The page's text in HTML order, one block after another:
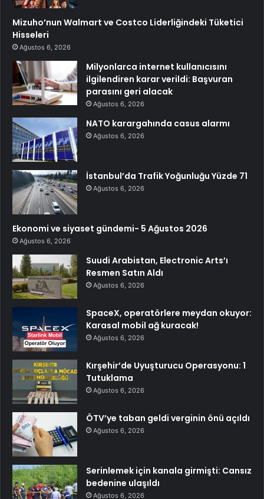
Mizuho’nun Walmart ve Costco Liderliğindeki Tüketici
Hisseleri
Ağustos 6, 2026
Milyonlarca internet kullanıcısını
ilgilendiren karar verildi: Başvuran
parasını geri alacak
Ağustos 6, 2026
NATO karargahında casus alarmı
Ağustos 6, 2026
İstanbul’da Trafik Yoğunluğu Yüzde 71
Ağustos 6, 2026
Ekonomi ve siyaset gündemi- 5 Ağustos 2026
Ağustos 6, 2026
Suudi Arabistan, Electronic Arts’ı
Resmen Satın Aldı
Ağustos 6, 2026
SpaceX, operatörlere meydan okuyor:
Karasal mobil ağ kuracak!
Ağustos 6, 2026
Kırşehir’de Uyuşturucu Operasyonu: 1
Tutuklama
Ağustos 6, 2026
ÖTV’ye taban geldi verginin önü açıldı
Ağustos 6, 2026
Serinlemek için kanala girmişti: Cansız
bedenine ulaşıldı
Ağustos 6, 2026